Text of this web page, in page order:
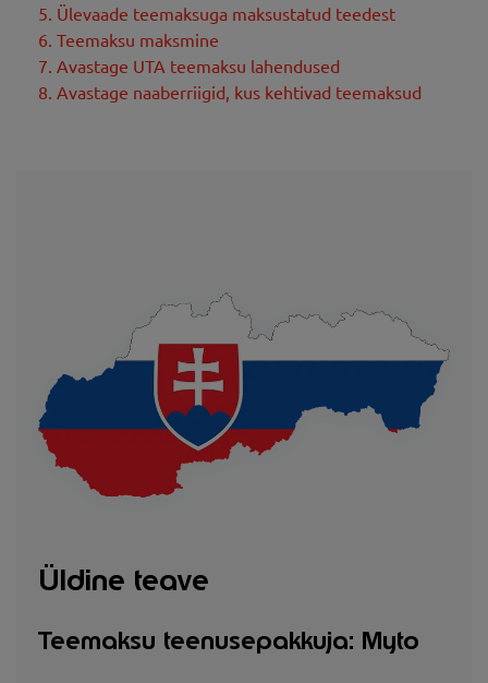
5. Ülevaade teemaksuga maksustatud teedest
6. Teemaksu maksmine
7. Avastage UTA teemaksu lahendused
8. Avastage naaberriigid, kus kehtivad teemaksud
Üldine teave
Teemaksu teenusepakkuja: Myto